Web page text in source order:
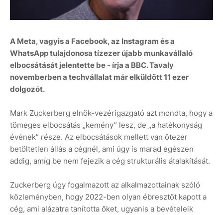
A Meta, vagyis a Facebook, az Instagram és a
WhatsApp tulajdonosa tízezer újabb munkavállaló
elbocsátását jelentette be - írja a BBC. Tavaly
novemberben a techvállalat már elküldött 11 ezer
dolgozót.
Mark Zuckerberg elnök-vezérigazgató azt mondta, hogy a
tömeges elbocsátás „kemény” lesz, de „a hatékonyság
évének” része. Az elbocsátások mellett van ötezer
betöltetlen állás a cégnél, ami úgy is marad egészen
addig, amíg be nem fejezik a cég strukturális átalakítását.
Zuckerberg úgy fogalmazott az alkalmazottainak szóló
közleményben, hogy 2022-ben olyan ébresztőt kapott a
cég, ami alázatra tanította őket, ugyanis a bevételeik